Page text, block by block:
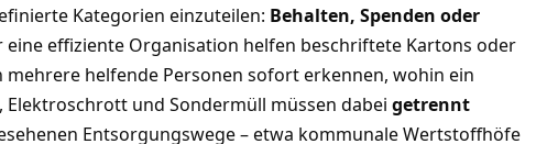
Kategorien einzuteilen: Behalten, Spenden oder
eine effiziente Organisation helfen beschriftete Kartons oder
helfende Personen sofort erkennen, wohin ein
und Sondermüll müssen dabei getrennt
Entsorgungswege – etwa kommunale Wertstoffhöfe